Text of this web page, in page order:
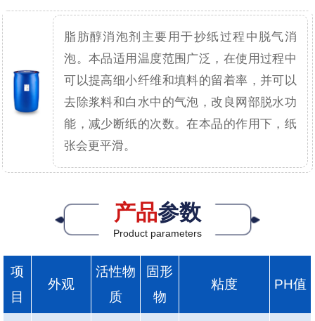
脂肪醇消泡剂主要用于抄纸过程中脱气消
泡。本品适用温度范围广泛，在使用过程中
可以提高细小纤维和填料的留着率，并可以
去除浆料和白水中的气泡，改良网部脱水功
能，减少断纸的次数。在本品的作用下，纸
张会更平滑。
产品参数
Product parameters
项
目
外观
活性物
质
固形
物
粘度 PH值